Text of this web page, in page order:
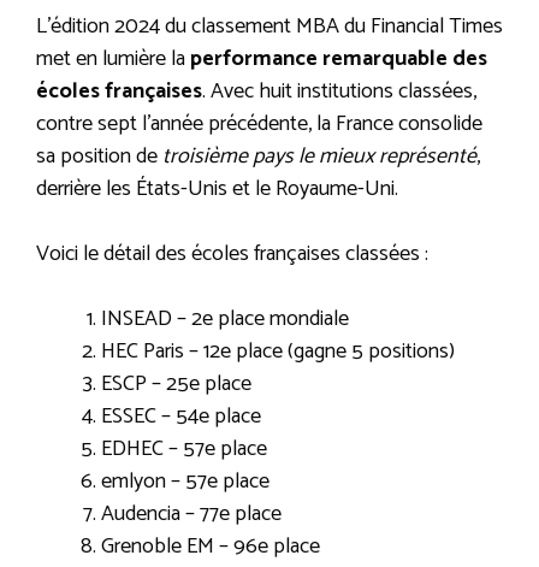
L’édition 2024 du classement MBA du Financial Times
met en lumière laperformance remarquable des
écoles françaises. Avec huit institutions classées,
contre sept l’année précédente, la France consolide
sa position de troisième pays le mieux représenté,
derrière les États-Unis et le Royaume-Uni.
Voici le détail des écoles françaises classées :
INSEAD – 2e place mondiale
HEC Paris – 12e place (gagne 5 positions)
ESCP – 25e place
ESSEC – 54e place
EDHEC – 57e place
emlyon – 57e place
Audencia – 77e place
Grenoble EM – 96e place